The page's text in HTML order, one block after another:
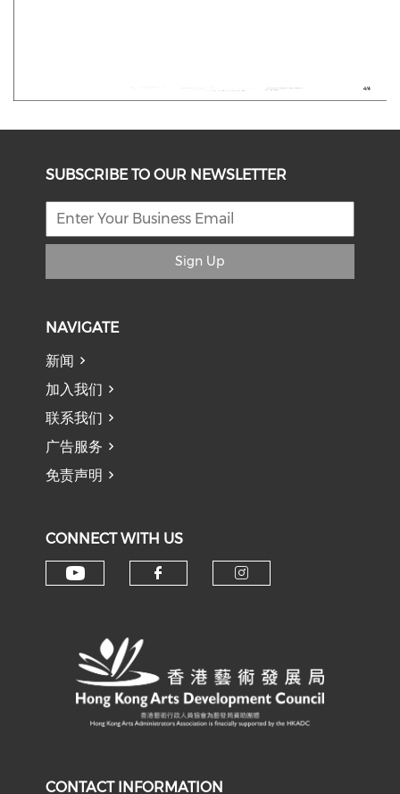
SUBSCRIBE TO OUR NEWSLETTER
Sign Up
NAVIGATE
新闻
加入我们
联系我们
广告服务
免责声明
CONNECT WITH US
CONTACT INFORMATION